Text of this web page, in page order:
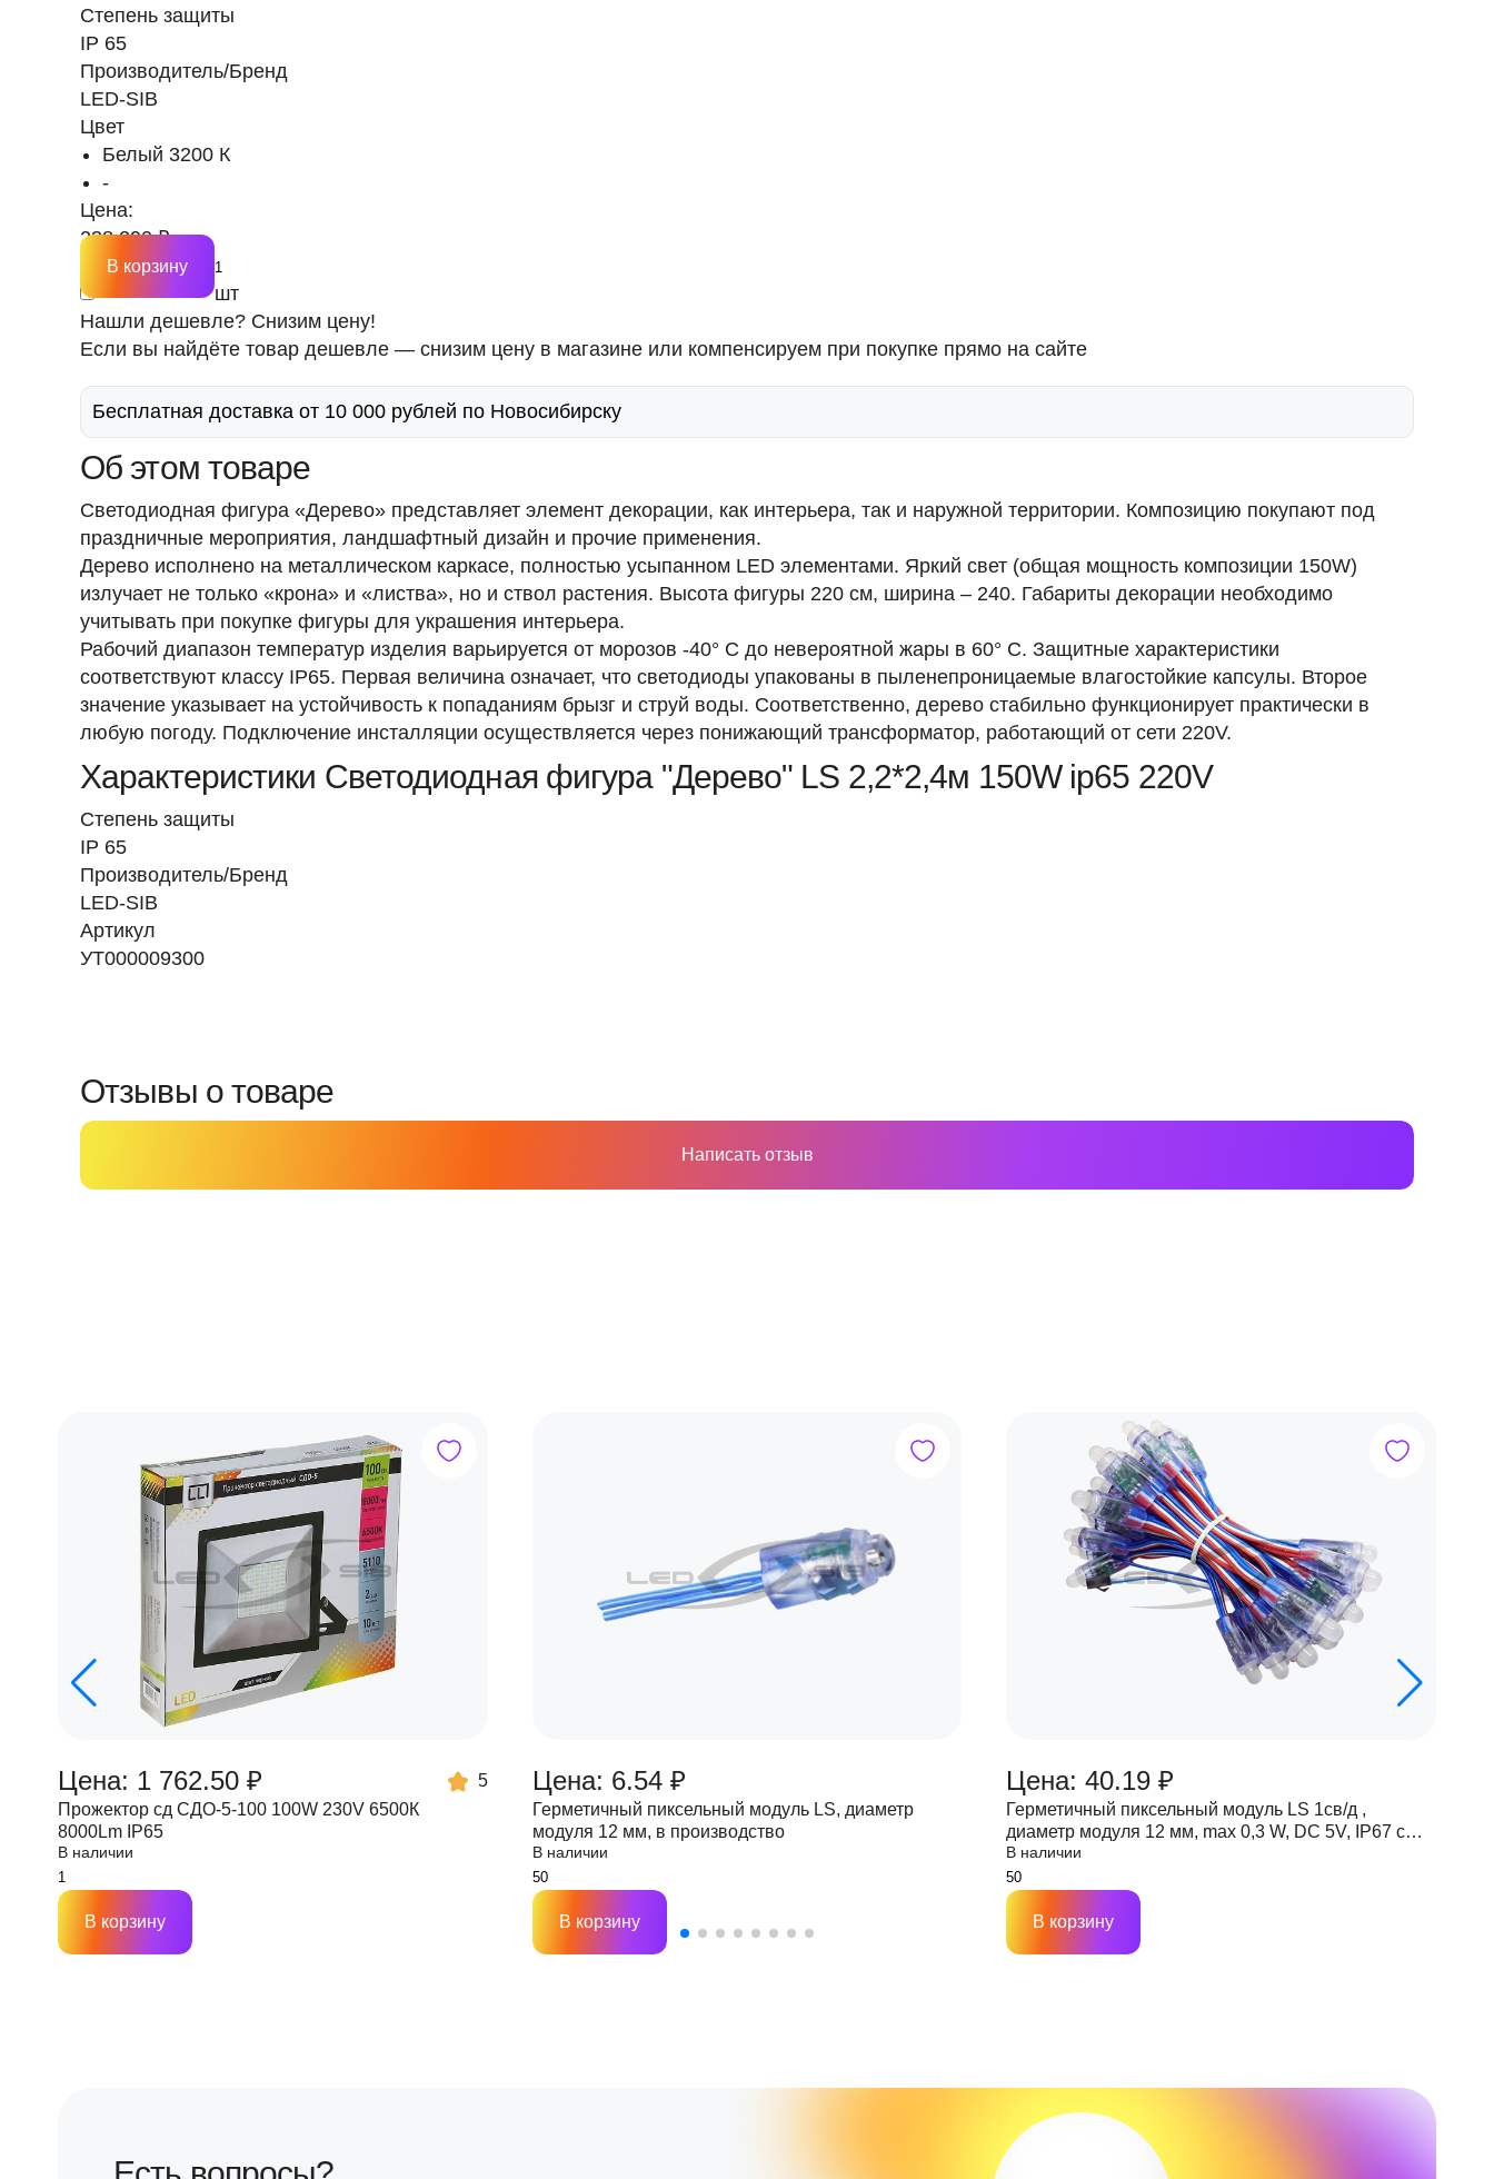
Степень защиты
IP 65
Производитель/Бренд
LED-SIB
Цвет
Белый 3200 К
-
Цена:
238 290 ₽
шт
В корзину
Нашли дешевле? Снизим цену!
Если вы найдёте товар дешевле — снизим цену в магазине или компенсируем при покупке прямо на сайте
Бесплатная доставка от 10 000 рублей по Новосибирску
Об этом товаре
Светодиодная фигура «Дерево» представляет элемент декорации, как интерьера, так и наружной территории. Композицию покупают под
праздничные мероприятия, ландшафтный дизайн и прочие применения.
Дерево исполнено на металлическом каркасе, полностью усыпанном LED элементами. Яркий свет (общая мощность композиции 150W)
излучает не только «крона» и «листва», но и ствол растения. Высота фигуры 220 см, ширина – 240. Габариты декорации необходимо
учитывать при покупке фигуры для украшения интерьера.
Рабочий диапазон температур изделия варьируется от морозов -40° С до невероятной жары в 60° С. Защитные характеристики
соответствуют классу IP65. Первая величина означает, что светодиоды упакованы в пыленепроницаемые влагостойкие капсулы. Второе
значение указывает на устойчивость к попаданиям брызг и струй воды. Соответственно, дерево стабильно функционирует практически в
любую погоду. Подключение инсталляции осуществляется через понижающий трансформатор, работающий от сети 220V.
Характеристики Светодиодная фигура "Дерево" LS 2,2*2,4м 150W ip65 220V
Степень защиты
IP 65
Производитель/Бренд
LED-SIB
Артикул
УТ000009300
Отзывы о товаре
Написать отзыв
Цена: 1 762.50 ₽
5
Прожектор сд СДО-5-100 100W 230V 6500К
8000Lm IP65
В наличии
В корзину
Цена: 6.54 ₽
Герметичный пиксельный модуль LS, диаметр
модуля 12 мм, в производство
В наличии
В корзину
Цена: 40.19 ₽
Герметичный пиксельный модуль LS 1св/д ,
диаметр модуля 12 мм, max 0,3 W, DC 5V, IP67 с
чипом 6803
В наличии
В корзину